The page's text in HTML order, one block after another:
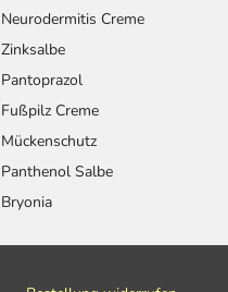
Neurodermitis Creme
Zinksalbe
Pantoprazol
Fußpilz Creme
Mückenschutz
Panthenol Salbe
Bryonia